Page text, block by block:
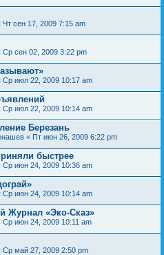
Чт сен 17, 2009 7:15 am
Ср сен 02, 2009 3:22 pm
Ср июл 22, 2009 10:17 am
Ср июл 22, 2009 10:14 am
Березань
« Пт июн 26, 2009 6:22 pm
быстрее
Ср июн 24, 2009 10:36 am
Ср июн 24, 2009 10:14 am
Журнал «Эко-Сказ»
Ср июн 24, 2009 10:11 am
Ср май 27, 2009 2:50 pm